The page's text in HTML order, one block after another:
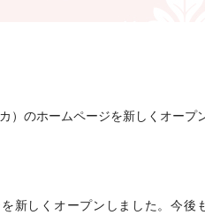
）のホームページを新しくオープ
新しくオープンしました。今